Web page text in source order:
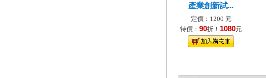
產業創新試...
定價：1200 元
特價： 90折！ 1080元